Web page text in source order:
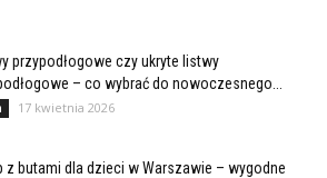
przypodłogowe czy ukryte listwy
– co wybrać do nowoczesnego...
17 kwietnia 2026
z butami dla dzieci w Warszawie – wygodne